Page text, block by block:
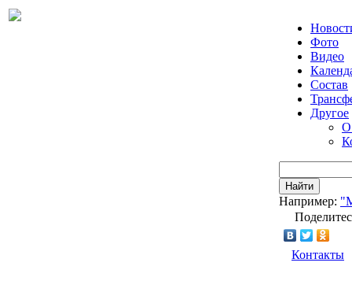
Фото
Видео
Состав
Другое
О
Найти
Например:
Контакты